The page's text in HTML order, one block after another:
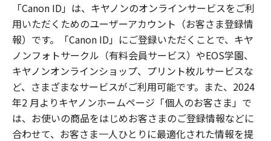
「Canon ID」は、キヤノンのオンラインサービスをご利
用いただくためのユーザーアカウント（お客さま登録情
報）です。「Canon ID」にご登録いただくことで、キヤ
ノンフォトサークル（有料会員サービス）やEOS学園、
キヤノンオンラインショップ、プリント枚ルサービスな
ど、さまざまなサービスがご利用可能です。また、2024
年2 月よりキヤノンホームページ「個人のお客さま」で
は、お使いの商品をはじめお客さまのご登録情報などに
合わせて、お客さま一人ひとりに最適化された情報を提